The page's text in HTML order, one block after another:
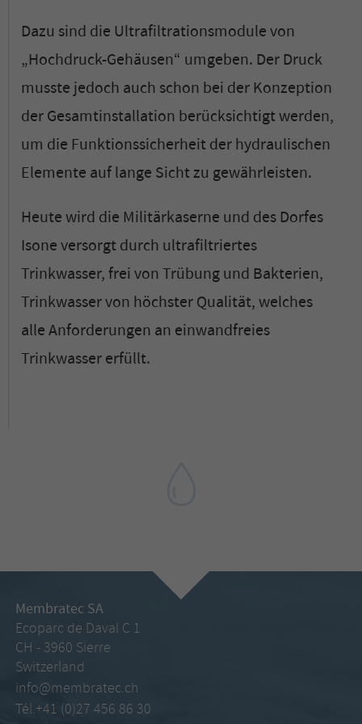
Dazu sind die Ultrafiltrationsmodule von
„Hochdruck-Gehäusen“ umgeben. Der Druck
musste jedoch auch schon bei der Konzeption
der Gesamtinstallation berücksichtigt werden,
um die Funktionssicherheit der hydraulischen
Elemente auf lange Sicht zu gewährleisten.
Heute wird die Militärkaserne und des Dorfes
Isone versorgt durch ultrafiltriertes
Trinkwasser, frei von Trübung und Bakterien,
Trinkwasser von höchster Qualität, welches
alle Anforderungen an einwandfreies
Trinkwasser erfüllt.
Membratec SA
Ecoparc de Daval C 1
CH - 3960 Sierre
Switzerland
info@membratec.ch
Tél.+41 (0)27 456 86 30